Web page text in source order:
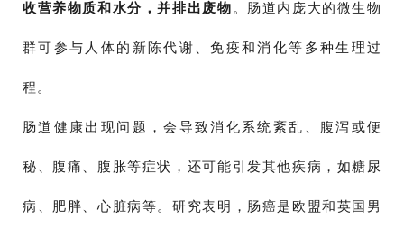
收营养物质和水分，并排出废物。肠道内庞大的微生物
群可参与人体的新陈代谢、免疫和消化等多种生理过
程。
肠道健康出现问题，会导致消化系统紊乱、腹泻或便
秘、腹痛、腹胀等症状，还可能引发其他疾病，如糖尿
病、肥胖、心脏病等。研究表明，肠癌是欧盟和英国男